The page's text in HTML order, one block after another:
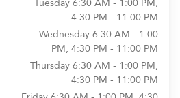
4:30 PM - 11:00 PM
Wednesday6:30 AM - 1:00
PM, 4:30 PM - 11:00 PM
Thursday6:30 AM - 1:00 PM,
4:30 PM - 11:00 PM